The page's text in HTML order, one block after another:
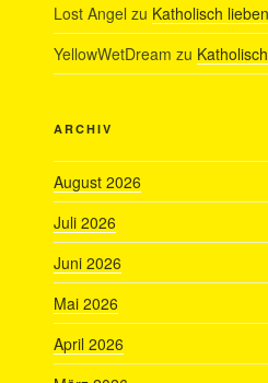
Lost Angel zu Katholisch lieben
YellowWetDream zu
ARCHIV
August 2026
Juli 2026
Juni 2026
Mai 2026
April 2026